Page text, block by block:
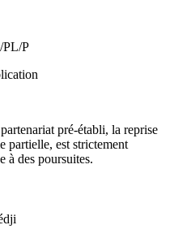
PL/P
pré-établi, la reprise
partielle, est strictement
à des poursuites.